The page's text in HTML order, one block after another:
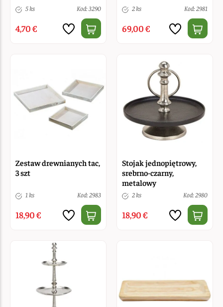
5 ks Kod: 3290
4,70 €
2 ks Kod: 2981
69,00 €
Zestaw drewnianych tac,
3 szt
1 ks Kod: 2983
18,90 €
Stojak jednopiętrowy,
srebrno-czarny,
metalowy
2 ks Kod: 2980
18,90 €